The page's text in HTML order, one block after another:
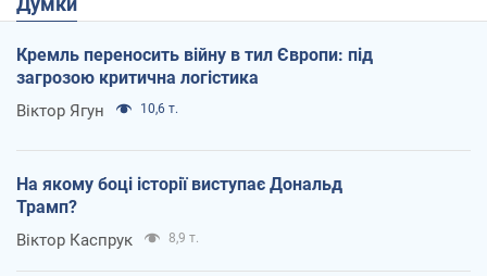
Кремль переносить війну в тил Європи: під
загрозою критична логістика
Віктор Ягун 10,6 т.
На якому боці історії виступає Дональд
Трамп?
Віктор Каспрук 8,9 т.